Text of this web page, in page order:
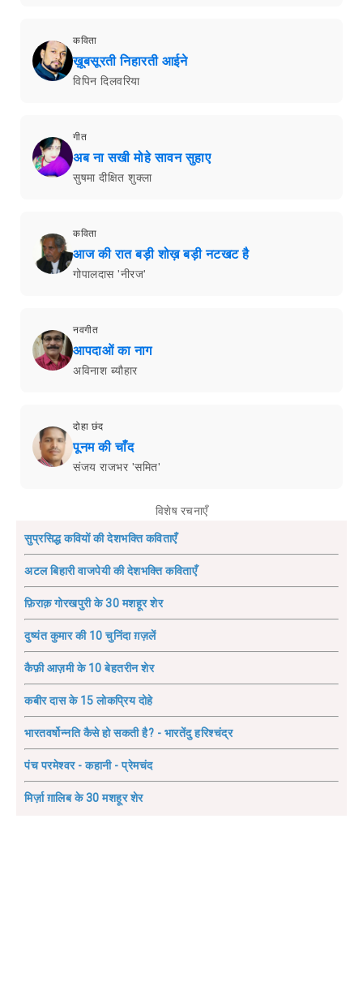
कविता
ख़ूबसूरती निहारती आईने
विपिन दिलवरिया
गीत
अब ना सखी मोहे सावन सुहाए
सुषमा दीक्षित शुक्ला
कविता
आज की रात बड़ी शोख़ बड़ी नटखट है
गोपालदास 'नीरज'
नवगीत
आपदाओं का नाग
अविनाश ब्यौहार
दोहा छंद
पूनम की चाँद
संजय राजभर 'समित'
विशेष रचनाएँ
सुप्रसिद्ध कवियों की देशभक्ति कविताएँ
अटल बिहारी वाजपेयी की देशभक्ति कविताएँ
फ़िराक़ गोरखपुरी के 30 मशहूर शेर
दुष्यंत कुमार की 10 चुनिंदा ग़ज़लें
कैफ़ी आज़मी के 10 बेहतरीन शेर
कबीर दास के 15 लोकप्रिय दोहे
भारतवर्षोन्नति कैसे हो सकती है? - भारतेंदु हरिश्चंद्र
पंच परमेश्वर - कहानी - प्रेमचंद
मिर्ज़ा ग़ालिब के 30 मशहूर शेर